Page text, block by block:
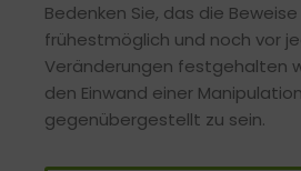
Bedenken Sie, das die
frühestmöglich und noch vor
Veränderungen festgehalten
den Einwand einer Manipulation
gegenübergestellt zu sein.